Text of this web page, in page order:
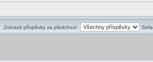
Zobrazit příspěvky za předchozí: